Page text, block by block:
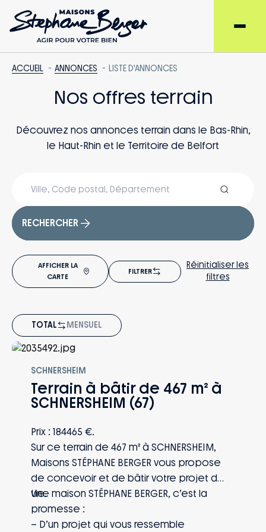
ACCUEIL ANNONCES LISTE D'ANNONCES
Nos offres terrain
Découvrez nos annonces terrain dans le Bas-Rhin,
le Haut-Rhin et le Territoire de Belfort
RECHERCHER
AFFICHER LA
CARTE
FILTRER
Réinitialiser les
filtres
TOTAL MENSUEL
À PARTIR DE184 465€
SCHNERSHEIM
Terrain à bâtir de 467 m² à
SCHNERSHEIM (67)
Prix : 184465 €.
Sur ce terrain de 467 m² à SCHNERSHEIM,
Maisons STÉPHANE BERGER vous propose
de concevoir et de bâtir votre projet de
vie.
Une maison STÉPHANE BERGER, c’est la
promesse :
– D’un projet qui vous ressemble